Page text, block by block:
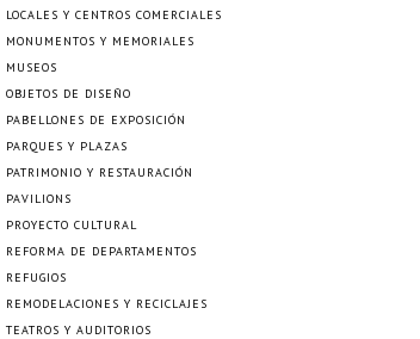
LOCALES Y CENTROS COMERCIALES
MONUMENTOS Y MEMORIALES
MUSEOS
OBJETOS DE DISEÑO
PABELLONES DE EXPOSICIÓN
PARQUES Y PLAZAS
PATRIMONIO Y RESTAURACIÓN
PAVILIONS
PROYECTO CULTURAL
REFORMA DE DEPARTAMENTOS
REFUGIOS
REMODELACIONES Y RECICLAJES
TEATROS Y AUDITORIOS